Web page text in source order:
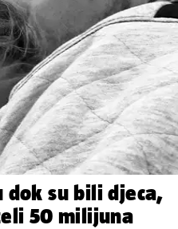
dok su bili djeca,
50 milijuna